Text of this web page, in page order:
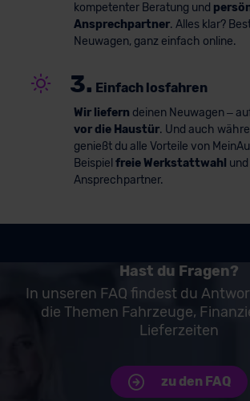
kompetenter Beratung und
Ansprechpartner. Alles klar?
Neuwagen, ganz einfach online.
3. Einfach losfahren
Wir liefern deinen Neuwagen –
vor die Haustür. Und auch
genießt du alle Vorteile von
Beispiel freie Werkstattwahl
Ansprechpartner.
Hast du Fragen?
In unseren FAQ findest du
die Themen Fahrzeuge,
Lieferzeiten
zu den FAQ